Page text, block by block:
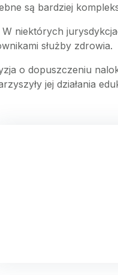
są bardziej
W niektórych
służby zdrowia.
o dopuszczeniu
jej działania